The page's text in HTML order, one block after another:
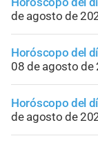
de agosto de
Horóscopo del
08 de agosto de
Horóscopo del
de agosto de